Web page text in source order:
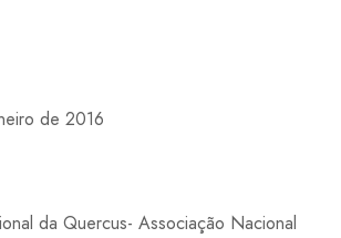
de 2016
da Quercus- Associação Nacional